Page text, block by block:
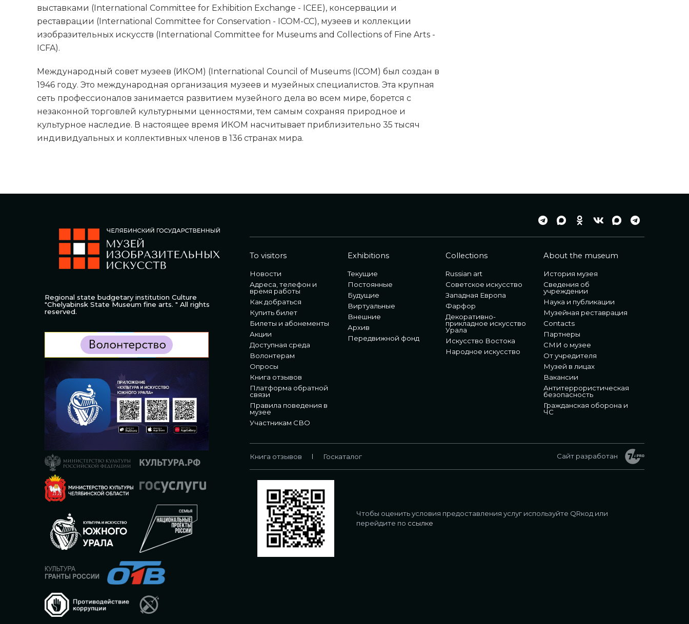
выставками (International Committee for Exhibition Exchange - ICEE), консервации и
реставрации (International Committee for Conservation - ICOM-CC), музеев и коллекции
изобразительных искусств (International Committee for Museums and Collections of Fine Arts -
ICFA).
Международный совет музеев (ИКОМ) (International Council of Museums (ICOM) был создан в
1946 году. Это международная организация музеев и музейных специалистов. Эта крупная
сеть профессионалов занимается развитием музейного дела во всем мире, борется с
незаконной торговлей культурными ценностями, тем самым сохраняя природное и
культурное наследие. В настоящее время ИКОМ насчитывает приблизительно 35 тысяч
индивидуальных и коллективных членов в 136 странах мира.
Regional state budgetary institution Culture
"Chelyabinsk State Museum fine arts. " All rights
reserved.
To visitors
Новости
Адреса, телефон и
время работы
Как добраться
Купить билет
Билеты и абонементы
Акции
Доступная среда
Волонтерам
Опросы
Книга отзывов
Платформа обратной
связи
Правила поведения в
музее
Участникам СВО
Exhibitions
Текущие
Постоянные
Будущие
Виртуальные
Внешние
Архив
Передвижной фонд
Collections
Russian art
Советское искусство
Западная Европа
Фарфор
Декоративно-
прикладное искусство
Урала
Искусство Востока
Народное искусство
About the museum
История музея
Сведения об
учреждении
Наука и публикации
Музейная реставрация
Contacts
Партнеры
СМИ о музее
От учредителя
Музей в лицах
Вакансии
Антитеррористическая
безопасность
Гражданская оборона и
ЧС
Сайт разработан
Книга отзывов Госкаталог
Чтобы оценить условия предоставления услуг используйте QRкод или
перейдите по ссылке